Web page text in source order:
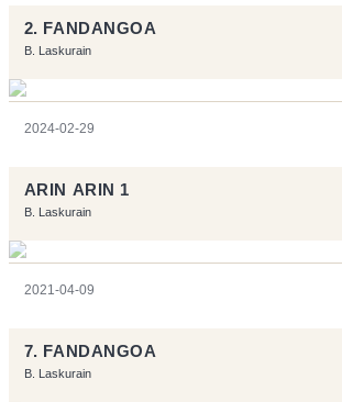
2. FANDANGOA
B. Laskurain
2024-02-29
ARIN ARIN 1
B. Laskurain
2021-04-09
7. FANDANGOA
B. Laskurain